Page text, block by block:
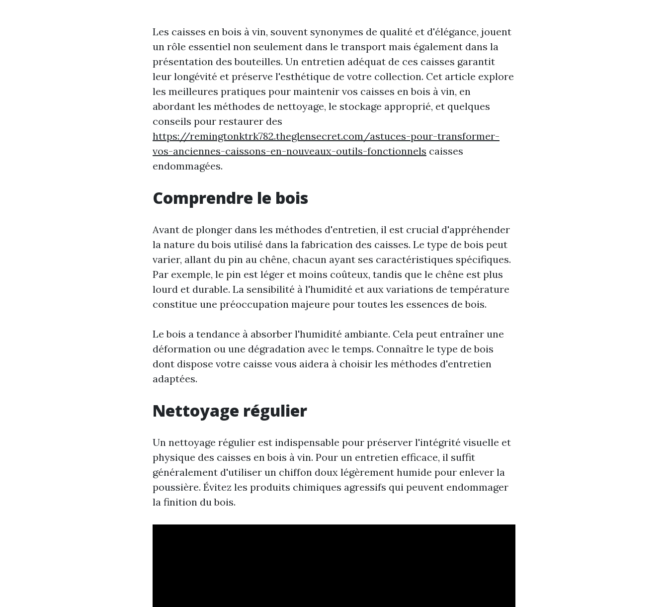
Les caisses en bois à vin, souvent synonymes de qualité et d'élégance, jouent
un rôle essentiel non seulement dans le transport mais également dans la
présentation des bouteilles. Un entretien adéquat de ces caisses garantit
leur longévité et préserve l'esthétique de votre collection. Cet article explore
les meilleures pratiques pour maintenir vos caisses en bois à vin, en
abordant les méthodes de nettoyage, le stockage approprié, et quelques
conseils pour restaurer des
https://remingtonktrk782.theglensecret.com/astuces-pour-transformer-
vos-anciennes-caissons-en-nouveaux-outils-fonctionnels caisses
endommagées.
Comprendre le bois
Avant de plonger dans les méthodes d'entretien, il est crucial d'appréhender
la nature du bois utilisé dans la fabrication des caisses. Le type de bois peut
varier, allant du pin au chêne, chacun ayant ses caractéristiques spécifiques.
Par exemple, le pin est léger et moins coûteux, tandis que le chêne est plus
lourd et durable. La sensibilité à l'humidité et aux variations de température
constitue une préoccupation majeure pour toutes les essences de bois.
Le bois a tendance à absorber l'humidité ambiante. Cela peut entraîner une
déformation ou une dégradation avec le temps. Connaître le type de bois
dont dispose votre caisse vous aidera à choisir les méthodes d'entretien
adaptées.
Nettoyage régulier
Un nettoyage régulier est indispensable pour préserver l'intégrité visuelle et
physique des caisses en bois à vin. Pour un entretien efficace, il suffit
généralement d'utiliser un chiffon doux légèrement humide pour enlever la
poussière. Évitez les produits chimiques agressifs qui peuvent endommager
la finition du bois.